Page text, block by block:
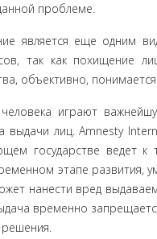
проблеме.
является еще одним
так как похищение
объективно,
играют
выдачи лиц. Amnesty
государстве ведет
этапе развития,
нанести вред
вре­менно